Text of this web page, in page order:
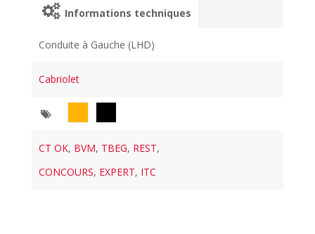
Informations techniques
Conduite à Gauche (LHD)
Cabriolet
CT OK, BVM, TBEG, REST,
CONCOURS, EXPERT, ITC